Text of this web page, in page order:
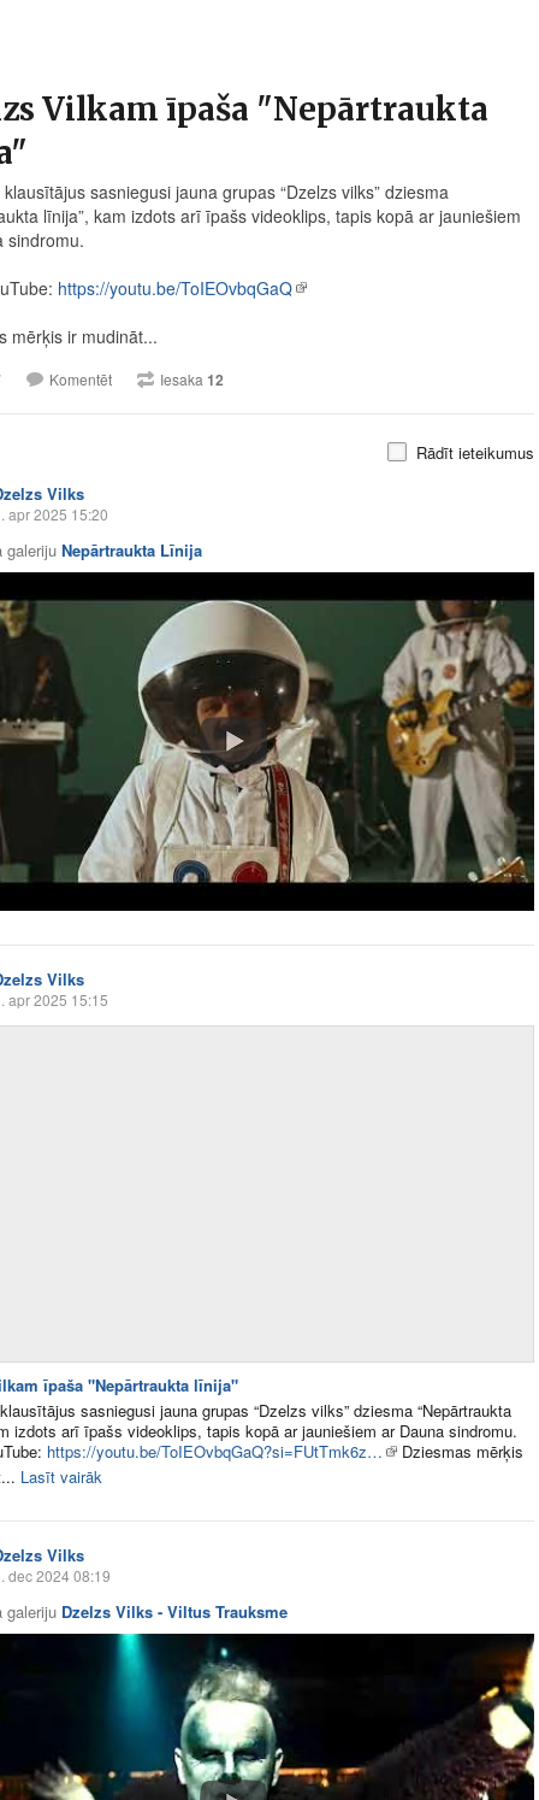
Vilkam īpaša "Nepārtraukta
sasniegusi jauna grupas “Dzelzs vilks” dziesma
līnija”, kam izdots arī īpašs videoklips, tapis kopā ar jauniešiem
sindromu.
https://youtu.be/ToIEOvbqGaQ
mērķis ir mudināt...
Komentēt Iesaka 12
Rādīt ieteikumus
Vilks
apr 2025 15:20
galeriju Nepārtraukta Līnija
Vilks
apr 2025 15:15
īpaša "Nepārtraukta līnija"
sasniegusi jauna grupas “Dzelzs vilks” dziesma “Nepārtraukta
izdots arī īpašs videoklips, tapis kopā ar jauniešiem ar Dauna sindromu.
https://youtu.be/ToIEOvbqGaQ?si=FUtTmk6z…
Dziesmas mērķis
Lasīt vairāk
Vilks
dec 2024 08:19
galeriju Dzelzs Vilks - Viltus Trauksme